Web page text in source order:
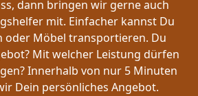
dann bringen wir gerne auch
mit. Einfacher kannst Du
oder Möbel transportieren. Du
Mit welcher Leistung dürfen
Innerhalb von nur 5 Minuten
Dein persönliches Angebot.